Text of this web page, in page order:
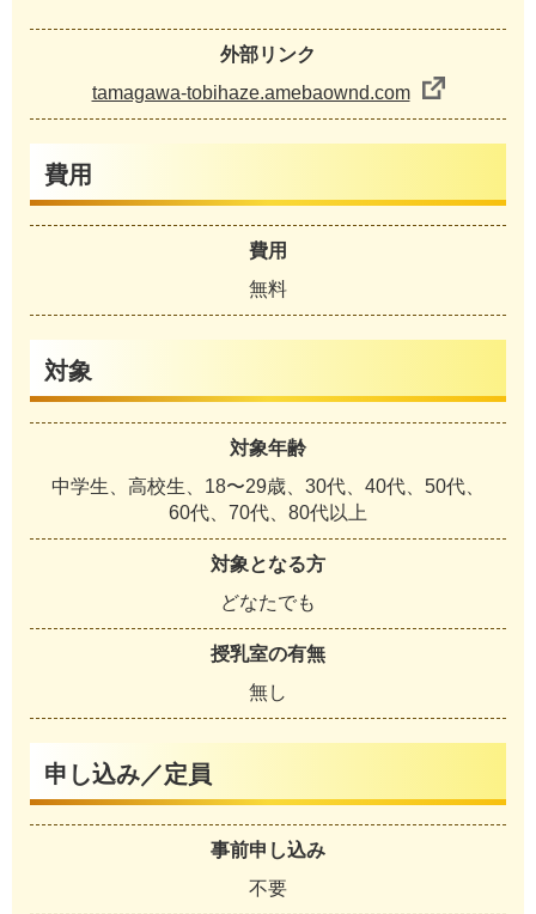
外部リンク
tamagawa-tobihaze.amebaownd.com
費用
費用
無料
対象
対象年齢
中学生、高校生、18〜29歳、30代、40代、50代、
60代、70代、80代以上
対象となる方
どなたでも
授乳室の有無
無し
申し込み／定員
事前申し込み
不要